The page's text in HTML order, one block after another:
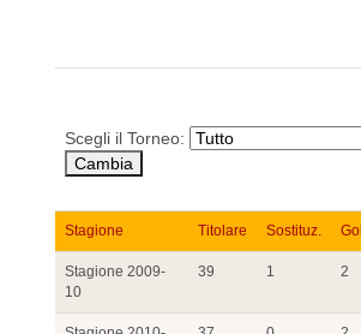
Scegli il Torneo:
Stagione Titolare Sostituz. Gol
Stagione 2009-
10
39 1 2